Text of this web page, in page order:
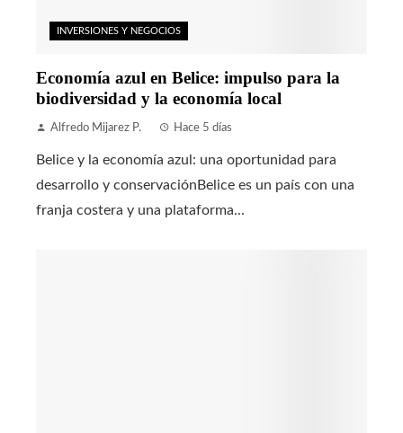
INVERSIONES Y NEGOCIOS
Economía azul en Belice: impulso para la
biodiversidad y la economía local
Alfredo Mijarez P. Hace 5 días
Belice y la economía azul: una oportunidad para
desarrollo y conservaciónBelice es un país con una
franja costera y una plataforma...